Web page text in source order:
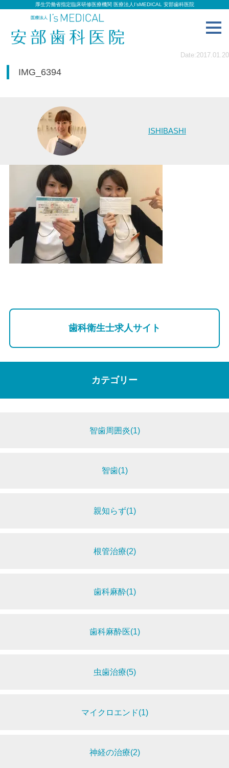
厚生労働省指定臨床研修医療機関 医療法人I’sMEDICAL 安部歯科医院
Date:2017.01.20
IMG_6394
ISHIBASHI
歯科衛生士求人サイト
カテゴリー
智歯周囲炎(1)
智歯(1)
親知らず(1)
根管治療(2)
歯科麻酔(1)
歯科麻酔医(1)
虫歯治療(5)
マイクロエンド(1)
神経の治療(2)